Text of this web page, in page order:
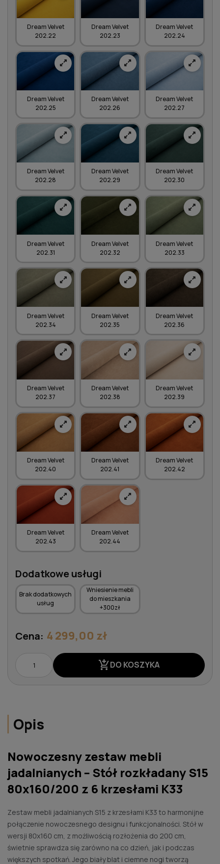
Dream Velvet
202.22
Dream Velvet
202.23
Dream Velvet
202.24
Dream Velvet
202.25
Dream Velvet
202.26
Dream Velvet
202.27
Dream Velvet
202.28
Dream Velvet
202.29
Dream Velvet
202.30
Dream Velvet
202.31
Dream Velvet
202.32
Dream Velvet
202.33
Dream Velvet
202.34
Dream Velvet
202.35
Dream Velvet
202.36
Dream Velvet
202.37
Dream Velvet
202.38
Dream Velvet
202.39
Dream Velvet
202.40
Dream Velvet
202.41
Dream Velvet
202.42
Dream Velvet
202.43
Dream Velvet
202.44
Dodatkowe usługi
Brak dodatkowych
usług
Wniesienie mebli
do mieszkania
+300zł
Cena: 4 299,00 zł
add_shopping_cartDO KOSZYKA
Opis
Nowoczesny zestaw mebli
jadalnianych – Stół rozkładany S15
80x160/200 z 6 krzesłami K33
Zestaw mebli jadalnianych S15 z krzesłami K33 to harmonijne
połączenie nowoczesnego designu i funkcjonalności. Stół w
wersji 80x160 cm, z możliwością rozłożenia do 200 cm,
świetnie sprawdza się zarówno na co dzień, jak i podczas
większych spotkań. Jego biały blat i ciemne nogi tworzą